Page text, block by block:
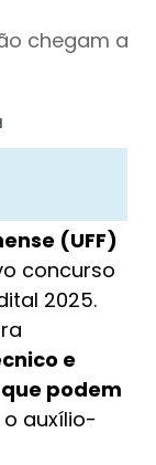
chegam a
(UFF)
concurso
2025.
e
podem
auxílio-